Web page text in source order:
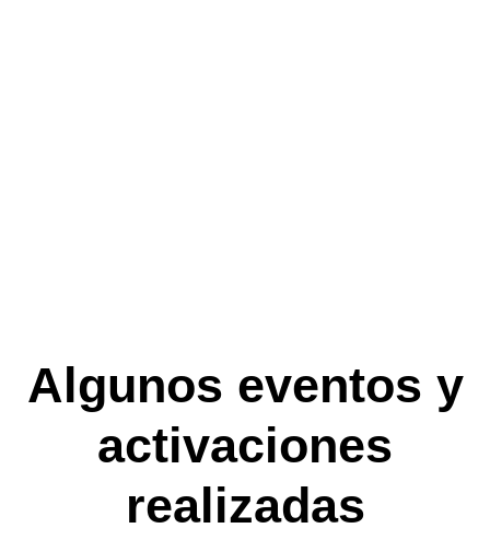
Algunos eventos y
activaciones
realizadas